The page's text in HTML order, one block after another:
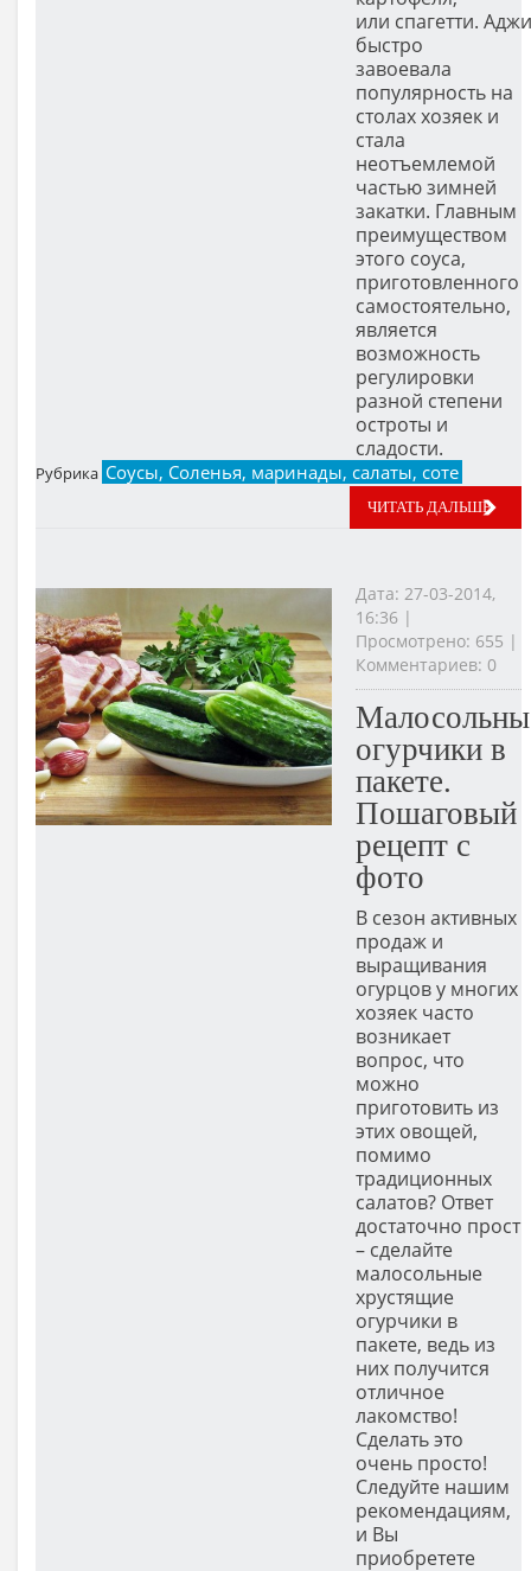
или спагетти.
быстро
завоевала
популярность на
столах хозяек и
стала
неотъемлемой
частью зимней
закатки. Главным
преимуществом
этого соуса,
приготовленного
самостоятельно,
является
возможность
регулировки
разной степени
остроты и
сладости.
Рубрика Соусы, Соленья, маринады, салаты, соте
ЧИТАТЬ ДАЛЬШЕ
Дата: 27-03-2014,
16:36 |
Просмотрено: 655 |
Комментариев: 0
огурчики в
пакете.
Пошаговый
рецепт с
фото
В сезон активных
продаж и
выращивания
огурцов у многих
хозяек часто
возникает
вопрос, что
можно
приготовить из
этих овощей,
помимо
традиционных
салатов? Ответ
достаточно прост
– сделайте
малосольные
хрустящие
огурчики в
пакете, ведь из
них получится
отличное
лакомство!
Сделать это
очень просто!
Следуйте нашим
рекомендациям,
и Вы
приобретете